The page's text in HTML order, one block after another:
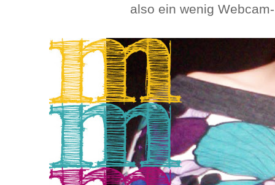
also ein wenig